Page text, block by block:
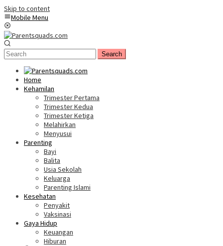
Skip to content
Mobile Menu
Search
Home
Kehamilan
Trimester Pertama
Trimester Kedua
Trimester Ketiga
Melahirkan
Menyusui
Parenting
Bayi
Balita
Usia Sekolah
Keluarga
Parenting Islami
Kesehatan
Penyakit
Vaksinasi
Gaya Hidup
Keuangan
Hiburan